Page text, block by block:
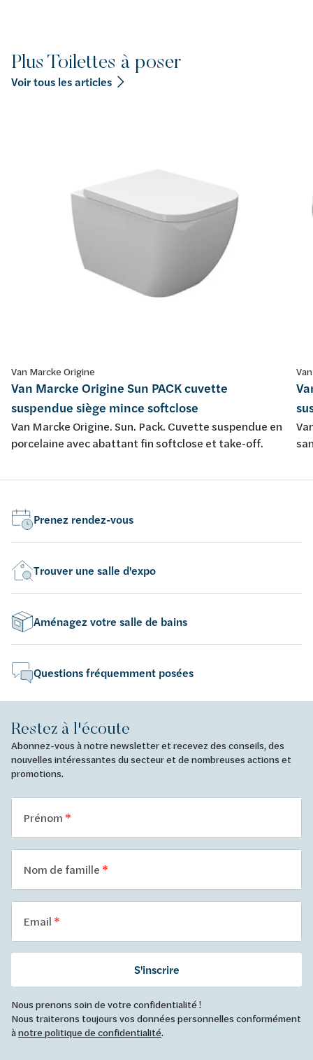
Plus Toilettes à poser
Voir tous les articles
Van Marcke Origine
Van Marcke Origine Sun PACK cuvette
suspendue siège mince softclose
Van Marcke Origine. Sun. Pack. Cuvette suspendue en
porcelaine avec abattant fin softclose et take-off.
Prenez rendez-vous
Trouver une salle d'expo
Aménagez votre salle de bains
Questions fréquemment posées
Restez à l'écoute
Abonnez-vous à notre newsletter et recevez des conseils, des
nouvelles intéressantes du secteur et de nombreuses actions et
promotions.
Prénom
Nom de famille
Email
S'inscrire
Nous prenons soin de votre confidentialité !
Nous traiterons toujours vos données personnelles conformément
ànotre politique de confidentialité.